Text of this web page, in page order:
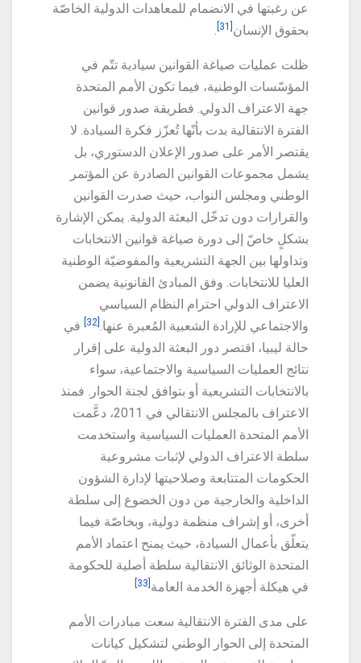
عن رغبتها في الانضمام للمعاهدات الدولية الخاصّة
بحقوق الإنسان
.
ظلت عمليات صياغة القوانين سيادية تتّم في
المؤسّسات الوطنية، فيما تكون الأمم المتحدة
جهة الاعتراف الدولي. فطريقة صدور قوانين
الفترة الانتقالية بدت بأنّها تُعزّز فكرة السيادة. لا
يقتصر الأمر على صدور الإعلان الدستوري، بل
يشمل مجموعات القوانين الصادرة عن المؤتمر
الوطني ومجلس النواب، حيث صدرت القوانين
والقرارات دون تدخّل البعثة الدولية. يمكن الإشارة
بشكلٍ خاصّ إلى دورة صياغة قوانين الانتخابات
وتداولها بين الجهة التشريعية والمفوضيّة الوطنية
العليا للانتخابات. وفق المبادئ القانونية يضمن
الاعتراف الدولي احترام النظام السياسي
والاجتماعي للإرادة الشعبية المُعبرة عنها.
في
حالة ليبيا، اقتصر دور البعثة الدولية على إقرار
نتائج العمليات السياسية والاجتماعية، سواء
بالانتخابات التشريعية أو بتوافق لجنة الحوار. فمنذ
الاعتراف بالمجلس الانتقالي في 2011، دعَّمت
الأمم المتحدة العمليات السياسية واستخدمت
سلطة الاعتراف الدولي لإثبات مشروعية
الحكومات المتتابعة وصلاحيتها لإدارة الشؤون
الداخلية والخارجية من دون الخضوع إلى سلطة
أخرى، أو إشراف منظمة دولية، وبخاصّة فيما
يتعلّق بأعمال السيادة، حيث يمنح اعتماد الأمم
المتحدة الوثائق الانتقالية سلطة أصلية للحكومة
في هيكلة أجهزة الخدمة العامة
على مدى الفترة الانتقالية سعت مبادرات الأمم
المتحدة إلى الحوار الوطني لتشكيل كيانات